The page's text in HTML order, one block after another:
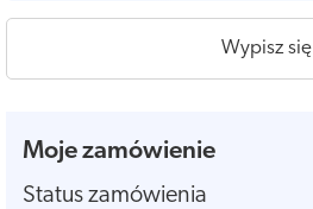
Wypisz się
Moje zamówienie
Status zamówienia